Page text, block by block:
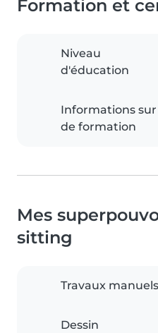
Formation et
Niveau
d'éducation
Informations
de formation
Mes
sitting
Travaux manuels
Dessin